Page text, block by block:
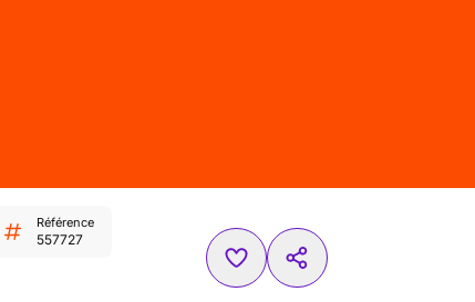
Référence
557727